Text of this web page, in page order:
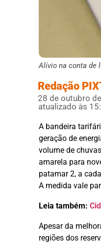
Alívio na conta de
Redação
28 de outubro
atualizado às
A bandeira
geração de
volume de
amarela para
patamar 2, a
A medida vale
Leia também:
Apesar da
regiões dos